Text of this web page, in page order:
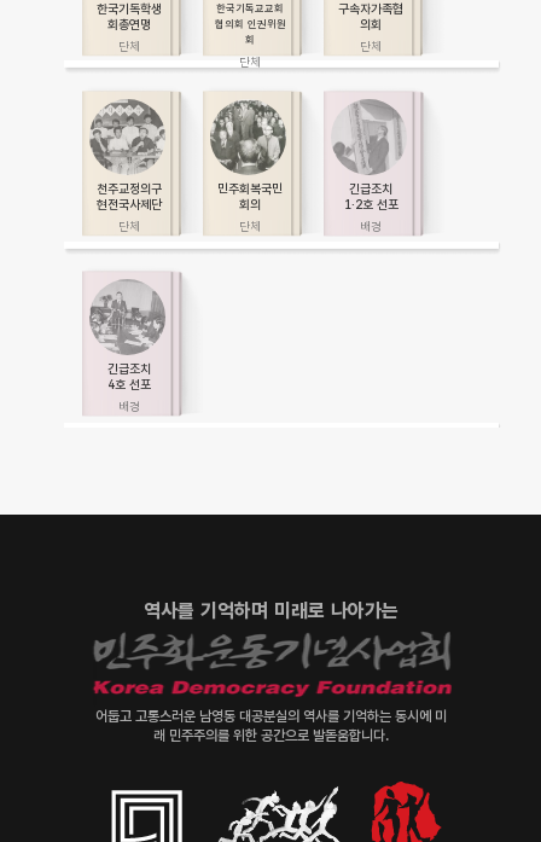
한국기독학생
회총연맹
한국기독교교회
협의회 인권위원
회
구속자가족협
의회
천주교정의구
현전국사제단
민주회복국민
회의
긴급조치
1·2호 선포
긴급조치
4호 선포
역사를 기억하며 미래로 나아가는
어둡고 고통스러운 남영동 대공분실의 역사를 기억하는 동시에 미
래 민주주의를 위한 공간으로 발돋움합니다.